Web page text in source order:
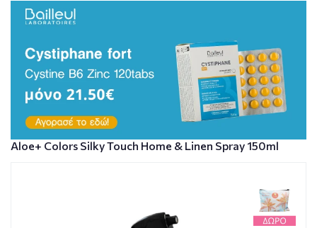
Aloe+ Colors Silky Touch Home & Linen Spray 150ml